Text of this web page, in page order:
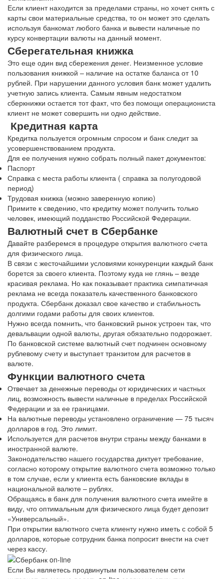
Если клиент находится за пределами страны, но хочет снять с
карты свои материальные средства, то он может это сделать
используя банкомат любого банка и вывести наличные по
курсу конвертации валюты на данный момент.
Сберегательная книжка
Это еще один вид сбережения денег. Неизменное условие
пользования книжкой – наличие на остатке баланса от 10
рублей. При нарушении данного условия банк может удалить
учетную запись клиента. Самым явным недостатком
сберкнижки остается тот факт, что без помощи операциониста
клиент не может совершить ни одно действие.
Кредитная карта
Кредитка пользуется огромным спросом и банк следит за
усовершенствованием продукта.
Для ее получения нужно собрать полный пакет документов:
Паспорт
Справка с места работы клиента ( справка за полугодовой
период)
Трудовая книжка (можно заверенную копию)
Примите к сведению, что кредитку может получить только
человек, имеющий подданство Российской Федерации.
Валютный счет в Сбербанке
Давайте разберемся в процедуре открытия валютного счета
для физического лица.
В связи с жесточайшими условиями конкуренции каждый банк
борется за своего клиента. Поэтому куда не глянь – везде
красивая реклама. Но как показывает практика симпатичная
реклама не всегда показатель качественного банковского
продукта. Сбербанк доказал свое качество и стабильность
долгими годами работы для своих клиентов.
Нужно всегда помнить, что банковский рынок устроен так, что
девальвации одной валюты, другая обязательно подорожает.
По банковской системе валютный счет подчинен основному
рублевому счету и выступает транзитом для расчетов в
валюте.
Функции валютного счета
Отвечает за денежные переводы от юридических и частных
лиц, возможность вывести наличные в пределах Российской
Федерации и за ее границами.
На валютные переводы установлено ограничение — 75 тысяч
долларов в год. Это лимит.
Используется для расчетов внутри страны между банками в
иностранной валюте.
Законодательство нашего государства диктует требование,
согласно которому открытие валютного счета возможно только
в том случае, если у клиента есть банковские вклады в
национальной валюте – рублях.
Обращаясь в банк для получения валютного счета имейте в
виду, что оптимальным для физического лица будет депозит
«Универсальный».
При открытии валютного счета клиенту нужно иметь с собой 5
долларов, которые сотрудник банка попросит внести на счет
через кассу.
Если Вы являетесь продвинутым пользователем сети